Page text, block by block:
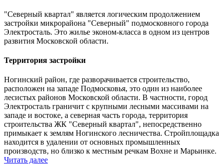
"Северный квартал" является логическим продолжением
застройки микрорайона "Северный" подмосковного города
Электросталь. Это жилье эконом-класса в одном из центров
развития Московской области.
Территория застройки
Ногинский район, где разворачивается строительство,
расположен на западе Подмосковья, это один из наиболее
лесистых районов Московской области. В частности, город
Электросталь граничит с крупными лесными массивами на
западе и востоке, а северная часть города, территория
строительства ЖК "Северный квартал", непосредственно
примыкает к землям Ногинского лесничества. Стройплощадка
находится в удалении от основных промышленных
производств, но близко к местным речкам Вохне и Марьинке.
Читать далее